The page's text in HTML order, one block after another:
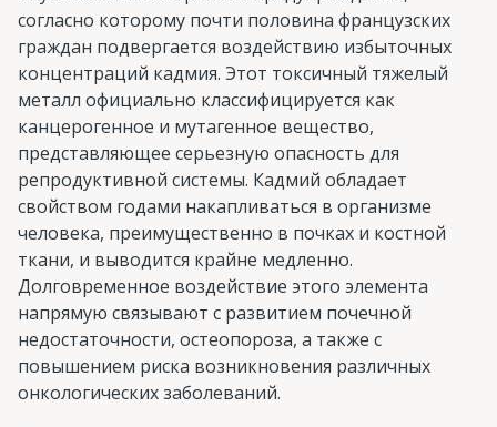
согласно которому почти половина французских
граждан подвергается воздействию избыточных
концентраций кадмия. Этот токсичный тяжелый
металл официально классифицируется как
канцерогенное и мутагенное вещество,
представляющее серьезную опасность для
репродуктивной системы. Кадмий обладает
свойством годами накапливаться в организме
человека, преимущественно в почках и костной
ткани, и выводится крайне медленно.
Долговременное воздействие этого элемента
напрямую связывают с развитием почечной
недостаточности, остеопороза, а также с
повышением риска возникновения различных
онкологических заболеваний.